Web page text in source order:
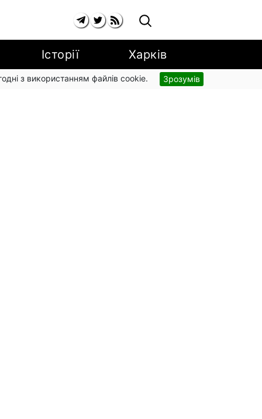
Історії Харків
з використанням файлів cookie. Зрозумів